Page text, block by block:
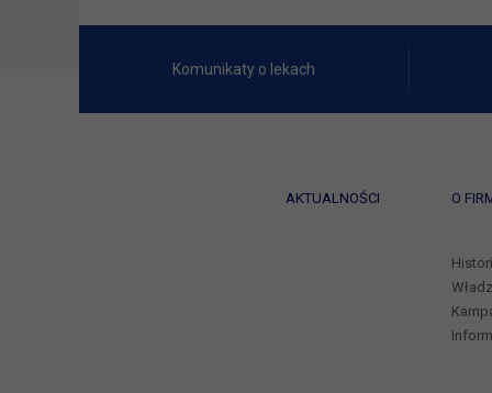
Komunikaty o lekach
AKTUALNOŚCI O